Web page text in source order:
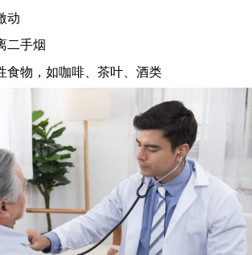
动
二手烟
食物，如咖啡、茶叶、酒类